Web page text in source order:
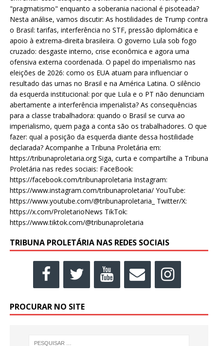
"pragmatismo" enquanto a soberania nacional é pisoteada?
Nesta análise, vamos discutir: As hostilidades de Trump contra
o Brasil: tarifas, interferência no STF, pressão diplomática e
apoio à extrema-direita brasileira. O governo Lula sob fogo
cruzado: desgaste interno, crise econômica e agora uma
ofensiva externa coordenada. O papel do imperialismo nas
eleições de 2026: como os EUA atuam para influenciar o
resultado das urnas no Brasil e na América Latina. O silêncio
da esquerda institucional: por que Lula e o PT não denunciam
abertamente a interferência imperialista? As consequências
para a classe trabalhadora: quando o Brasil se curva ao
imperialismo, quem paga a conta são os trabalhadores. O que
fazer: qual a posição da esquerda diante dessa hostilidade
declarada? Acompanhe a Tribuna Proletária em:
https://tribunaproletaria.org Siga, curta e compartilhe a Tribuna
Proletária nas redes sociais: FaceBook:
https://facebook.com/tribunaproletaria Instagram:
https://www.instagram.com/tribunaproletaria/ YouTube:
https://www.youtube.com/@tribunaproletaria_ Twitter/X:
https://x.com/ProletarioNews TikTok:
https://www.tiktok.com/@tribunaproletaria
TRIBUNA PROLETÁRIA NAS REDES SOCIAIS
PROCURAR NO SITE